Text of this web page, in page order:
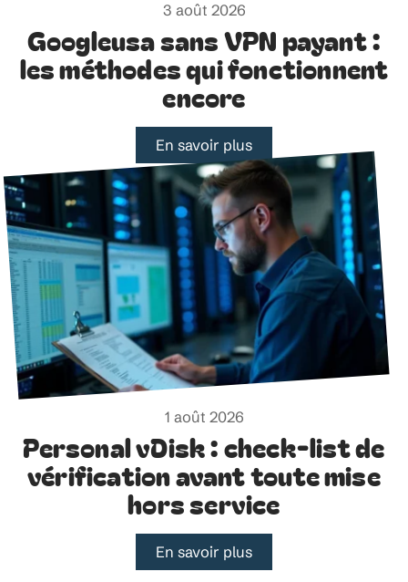
3 août 2026
Googleusa sans VPN payant :
les méthodes qui fonctionnent
encore
En savoir plus
1 août 2026
Personal vDisk : check-list de
vérification avant toute mise
hors service
En savoir plus